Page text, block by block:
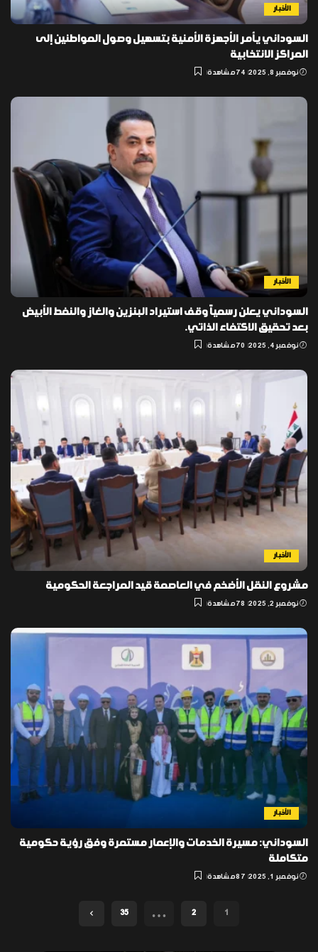
الأخبار
السوداني يأمر الأجهزة الأمنية بتسهيل وصول المواطنين إلى
المراكز الانتخابية
نوفمبر 8, 2025 74 مشاهدة
الأخبار
السوداني يعلن رسمياً وقف استيراد البنزين والغاز والنفط الأبيض
بعد تحقيق الاكتفاء الذاتي.
نوفمبر 4, 2025 70 مشاهدة
الأخبار
مشروع النقل الأضخم في العاصمة قيد المراجعة الحكومية
نوفمبر 2, 2025 78 مشاهدة
الأخبار
السوداني: مسيرة الخدمات والإعمار مستمرة وفق رؤية حكومية
متكاملة
نوفمبر 1, 2025 87 مشاهدة
1
2
…
35